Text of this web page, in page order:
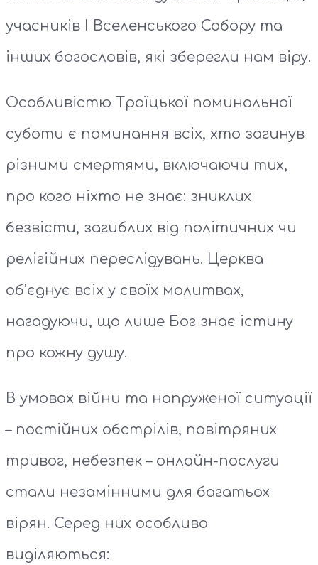
учасників І Вселенського Собору та
інших богословів, які зберегли нам віру.
Особливістю Троїцької поминальної
суботи є поминання всіх, хто загинув
різними смертями, включаючи тих,
про кого ніхто не знає: зниклих
безвісти, загиблих від політичних чи
релігійних переслідувань. Церква
об’єднує всіх у своїх молитвах,
нагадуючи, що лише Бог знає істину
про кожну душу.
В умовах війни та напруженої ситуації
– постійних обстрілів, повітряних
тривог, небезпек – онлайн-послуги
стали незамінними для багатьох
вірян. Серед них особливо
виділяються: